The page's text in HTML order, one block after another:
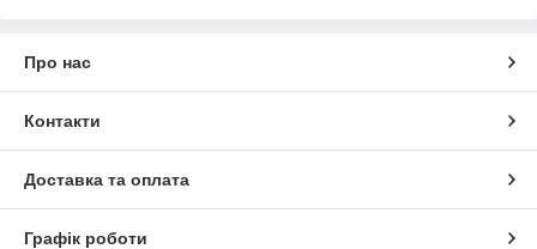
Про нас
Контакти
Доставка та оплата
Графік роботи